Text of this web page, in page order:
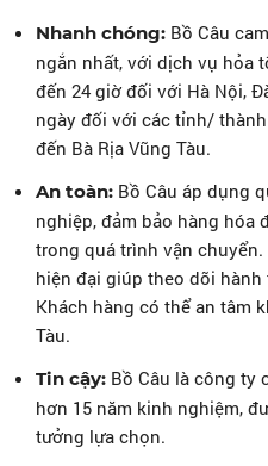
Nhanh chóng: Bồ Câu
ngắn nhất, với dịch vụ hỏa
đến 24 giờ đối với Hà Nội,
ngày đối với các tỉnh/
đến Bà Rịa Vũng Tàu.
An toàn: Bồ Câu áp dụng
nghiệp, đảm bảo hàng hóa
trong quá trình vận
hiện đại giúp theo dõi
Khách hàng có thể an tâm
Tàu.
Tin cậy: Bồ Câu là công ty
hơn 15 năm kinh nghiệm,
tưởng lựa chọn.